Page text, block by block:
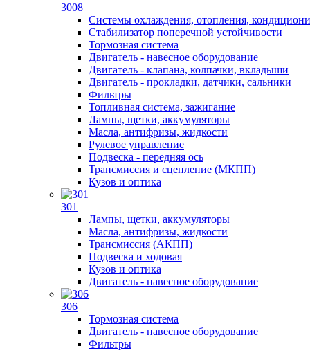
3008
Системы охлаждения, отопления,
Стабилизатор поперечной устойчивости
Тормозная система
Двигатель - навесное оборудование
Двигатель - клапана, колпачки, вкладыши
Двигатель - прокладки, датчики, сальники
Фильтры
Топливная система, зажигание
Лампы, щетки, аккумуляторы
Масла, антифризы, жидкости
Рулевое управление
Подвеска - передняя ось
Трансмиссия и сцепление (МКПП)
Кузов и оптика
301
Лампы, щетки, аккумуляторы
Масла, антифризы, жидкости
Трансмиссия (АКПП)
Подвеска и ходовая
Кузов и оптика
Двигатель - навесное оборудование
306
Тормозная система
Двигатель - навесное оборудование
Фильтры